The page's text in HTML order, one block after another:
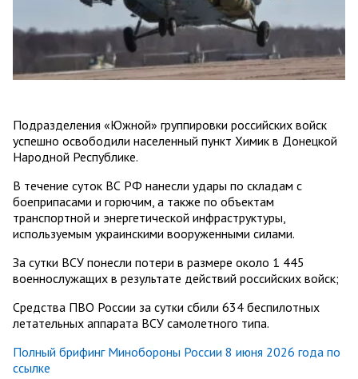
Подразделения «Южной» группировки российских войск
успешно освободили населенный пункт Химик в Донецкой
Народной Республике.
В течение суток ВС РФ нанесли удары по складам с
боеприпасами и горючим, а также по объектам
транспортной и энергетической инфраструктуры,
используемым украинскими вооруженными силами.
За сутки ВСУ понесли потери в размере около 1 445
военнослужащих в результате действий российских войск;
Средства ПВО России за сутки сбили 634 беспилотных
летательных аппарата ВСУ самолетного типа.
Полный брифинг Минобороны России 8 июня 2026 года по
ссылке